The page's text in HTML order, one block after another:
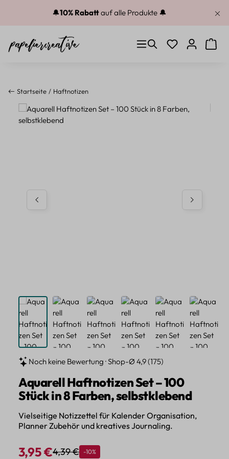
Zum Hauptinhalt springen
🔔10% Rabattauf alle Produkte 🔔
Du hast 0
Startseite Haftnotizen
Bildergalerie überspringen
Noch keine Bewertung · Shop-Ø 4,9 (175)
Aquarell Haftnotizen Set – 100
Stück in 8 Farben, selbstklebend
Vielseitige Notizzettel für Kalender Organisation,
Planner Zubehör und kreatives Journaling.
Verkaufspreis:
3,95 €Regulärer Preis:
4,39 € Rabatt
-10%